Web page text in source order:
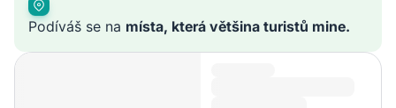
Podíváš se na místa, která většina turistů mine.